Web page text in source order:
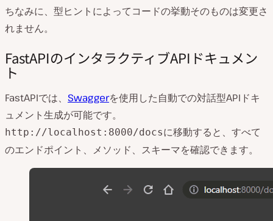
ちなみに、型ヒントによってコードの挙動そのものは変更さ
れません。
FastAPIのインタラクティブAPIドキュメン
ト
FastAPIでは、 Swaggerを使用した自動での対話型APIドキ
ュメント生成が可能です。
http://localhost:8000/docsに移動すると、すべて
のエンドポイント、メソッド、スキーマを確認できます。